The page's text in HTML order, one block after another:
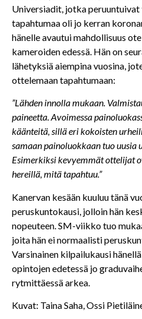
Universiadit, jotka
tapahtumaa oli jo kerran
hänelle avautui mahdollisuus
kameroiden edessä. Hän on
lähetyksiä aiempina vuosina,
ottelemaan tapahtumaan:
”Lähden innolla mukaan.
paineetta. Avoimessa
käänteitä, sillä eri kokoisten
samaan painoluokkaan tuo uusia
Esimerkiksi kevyemmät ottelijat
hereillä, mitä tapahtuu.”
Kanervan kesään kuuluu tänä
peruskuntokausi, jolloin hän
nopeuteen. SM-viikko tuo
joita hän ei normaalisti
Varsinainen kilpailukausi
opintojen edetessä jo
rytmittäessä arkea.
Kuvat: Taina Saha, Ossi